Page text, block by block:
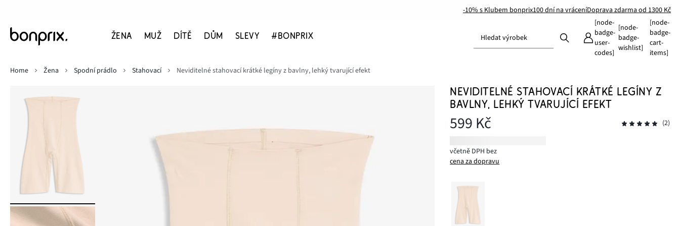
-10% s Klubem bonprix100 dní na vráceníDoprava zdarma od 1300 Kč
ŽENA MUŽ DÍTĚ DŮM SLEVY #BONPRIX Hledat výrobek
[node-
badge-
user-
codes]
[node-
badge-
wishlist]
[node-
badge-
cart-
items]
Home
Žena Spodní prádlo Stahovací Neviditelné stahovací krátké legíny z bavlny, lehký tvarující efekt
NEVIDITELNÉ STAHOVACÍ KRÁTKÉ LEGÍNY Z
BAVLNY, LEHKÝ TVARUJÍCÍ EFEKT
599 Kč (2)
včetně DPH bez
cena za dopravu